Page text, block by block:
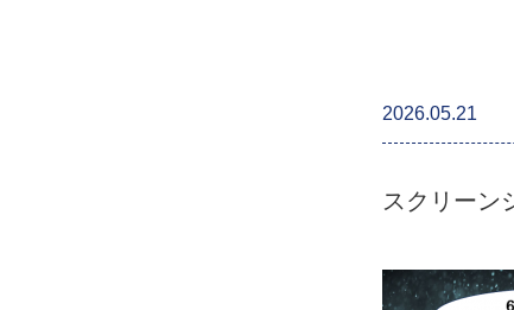
2026.05.21
スクリーン